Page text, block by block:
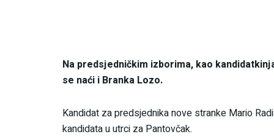
Na predsjedničkim izborima, kao
se naći i Branka Lozo.
Kandidat za predsjednika nove stranke Mario
kandidata u utrci za Pantovčak.